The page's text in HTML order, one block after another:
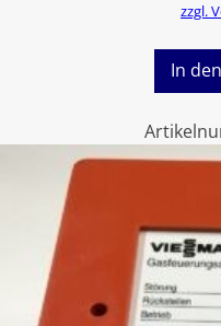
zzgl.
In